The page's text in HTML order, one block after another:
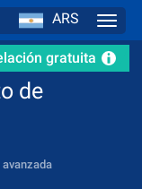
ARS
gratuita
de
avanzada